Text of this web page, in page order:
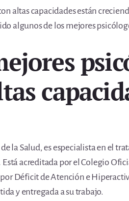
altas capacidades están
algunos de los mejores
la Salud, es especialista en el
acreditada por el Colegio
Déficit de Atención e
y entregada a su trabajo.